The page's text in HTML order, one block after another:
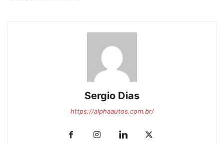
Sergio Dias
https://alphaautos.com.br/